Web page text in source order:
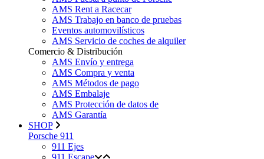
AMS Rent a Racecar
AMS Trabajo en banco de pruebas
Eventos automovilísticos
AMS Servicio de coches de alquiler
Comercio & Distribución
AMS Envío y entrega
AMS Compra y venta
AMS Métodos de pago
AMS Embalaje
AMS Protección de datos de
AMS Garantía
SHOP
Porsche 911
911 Ejes
911 Escape